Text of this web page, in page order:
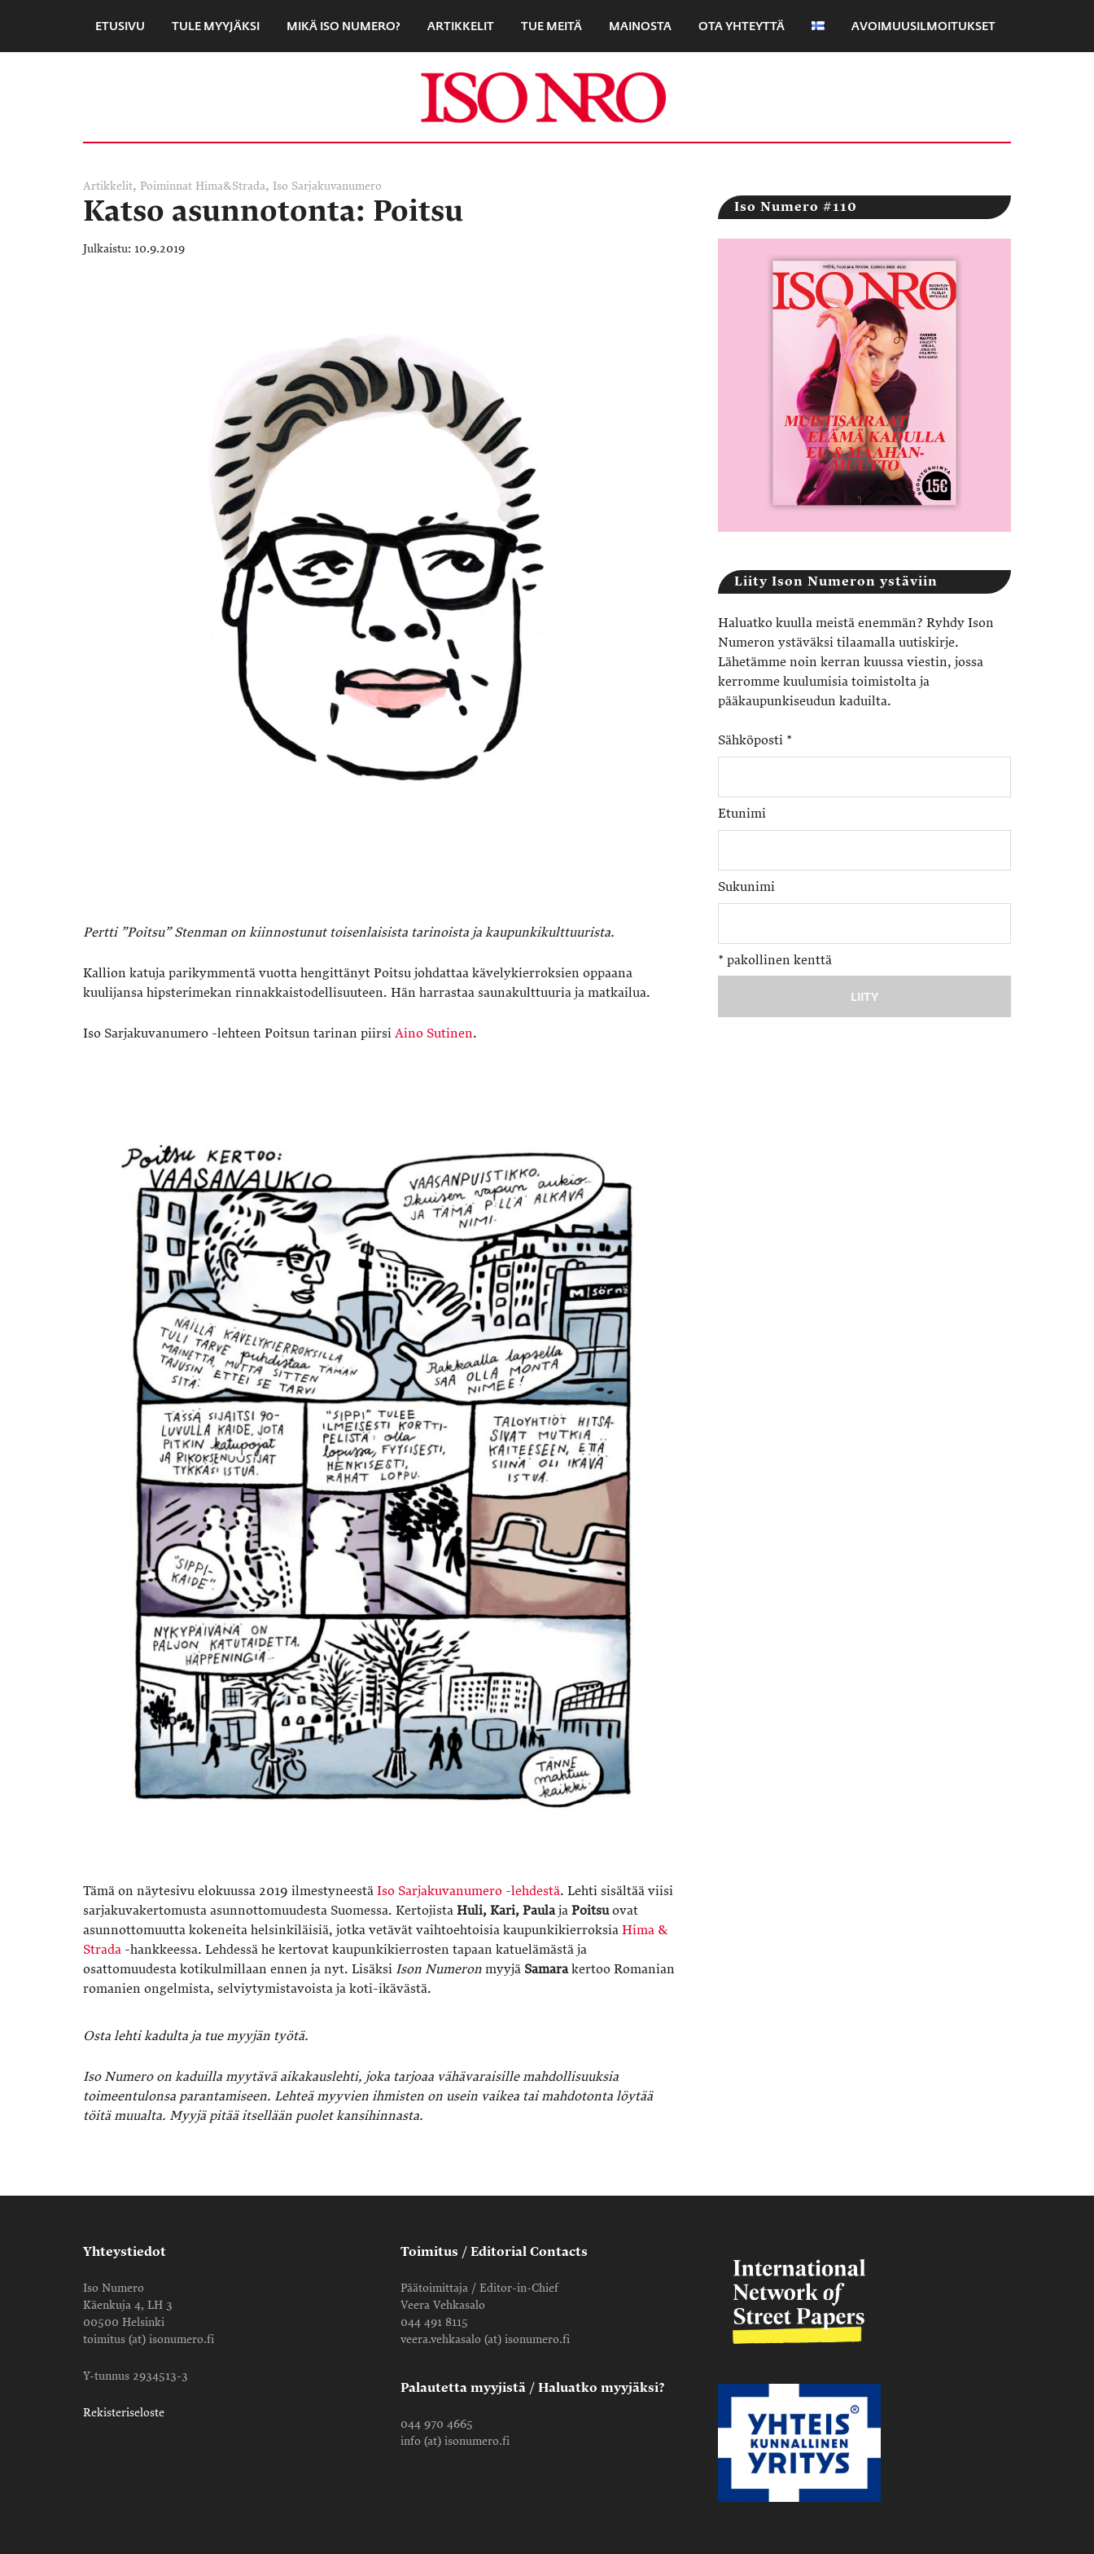
ETUSIVU TULE MYYJÄKSI MIKÄ ISO NUMERO? ARTIKKELIT TUE MEITÄ MAINOSTA OTA YHTEYTTÄ AVOIMUUSILMOITUKSET
Artikkelit, Poiminnat Hima&Strada, Iso Sarjakuvanumero
Katso asunnotonta: Poitsu
10.9.2019
Pertti ”Poitsu” Stenman on kiinnostunut toisenlaisista tarinoista ja kaupunkikulttuurista.
Kallion katuja parikymmentä vuotta hengittänyt Poitsu johdattaa kävelykierroksien oppaana
kuulijansa hipsterimekan rinnakkaistodellisuuteen. Hän harrastaa saunakulttuuria ja matkailua.
Iso Sarjakuvanumero -lehteen Poitsun tarinan piirsi Aino Sutinen.
Tämä on näytesivu elokuussa 2019 ilmestyneestä Iso Sarjakuvanumero -lehdestä. Lehti sisältää viisi
sarjakuvakertomusta asunnottomuudesta Suomessa. Kertojista Huli, Kari, Paulaja Poitsuovat
asunnottomuutta kokeneita helsinkiläisiä, jotka vetävät vaihtoehtoisia kaupunkikierroksia Hima &
Strada -hankkeessa. Lehdessä he kertovat kaupunkikierrosten tapaan katuelämästä ja
osattomuudesta kotikulmillaan ennen ja nyt. Lisäksi Ison Numeron myyjä Samarakertoo Romanian
romanien ongelmista, selviytymistavoista ja koti-ikävästä.
Osta lehti kadulta ja tue myyjän työtä.
Iso Numero on kaduilla myytävä aikakauslehti, joka tarjoaa vähävaraisille mahdollisuuksia
toimeentulonsa parantamiseen. Lehteä myyvien ihmisten on usein vaikea tai mahdotonta löytää
töitä muualta. Myyjä pitää itsellään puolet kansihinnasta.
Iso Numero #110
Liity Ison Numeron ystäviin
Haluatko kuulla meistä enemmän? Ryhdy Ison
Numeron ystäväksi tilaamalla uutiskirje.
Lähetämme noin kerran kuussa viestin, jossa
kerromme kuulumisia toimistolta ja
pääkaupunkiseudun kaduilta.
Sähköposti *
Etunimi
Sukunimi
* pakollinen kenttä
Yhteystiedot
Iso Numero
Käenkuja 4, LH 3
00500 Helsinki
toimitus (at) isonumero.fi
Y-tunnus 2934513-3
Rekisteriseloste
Toimitus / Editorial Contacts
Päätoimittaja / Editor-in-Chief
Veera Vehkasalo
044 491 8115
veera.vehkasalo (at) isonumero.fi
Palautetta myyjistä / Haluatko myyjäksi?
044 970 4665
info (at) isonumero.fi